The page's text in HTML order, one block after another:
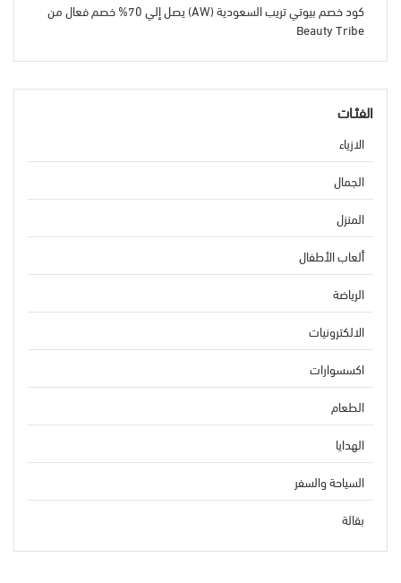
كود خصم بيوتي تريب السعودية (AW) يصل إلي 70% خصم فعال من
Beauty Tribe
الفئـات
الازياء
الجمال
المنزل
ألعاب الأطفال
الرياضة
الالكترونيات
اكسسوارات
الطعام
الهدايا
السياحة والسفر
بقالة